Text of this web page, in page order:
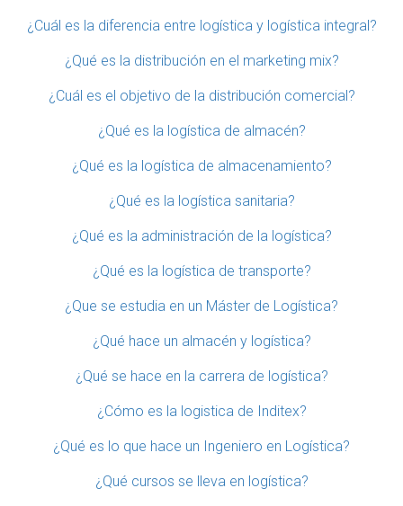
¿Cuál es la diferencia entre logística y logística integral?
¿Qué es la distribución en el marketing mix?
¿Cuál es el objetivo de la distribución comercial?
¿Qué es la logística de almacén?
¿Qué es la logística de almacenamiento?
¿Qué es la logística sanitaria?
¿Qué es la administración de la logística?
¿Qué es la logística de transporte?
¿Que se estudia en un Máster de Logística?
¿Qué hace un almacén y logística?
¿Qué se hace en la carrera de logística?
¿Cómo es la logistica de Inditex?
¿Qué es lo que hace un Ingeniero en Logística?
¿Qué cursos se lleva en logística?